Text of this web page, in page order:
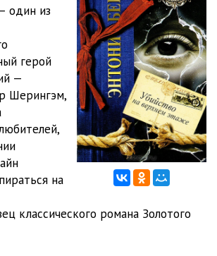
33:48
30:03
31:29
35:54
28:02
33:37
23:47
один из
герой
—
Шерингэм,
на
классического романа Золотого